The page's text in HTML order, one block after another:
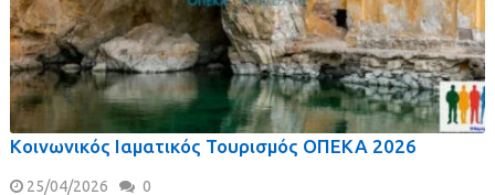
Κοινωνικός Ιαματικός Τουρισμός ΟΠΕΚΑ 2026
25/04/2026 0